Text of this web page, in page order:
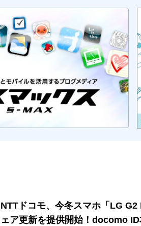
NTTドコモ、今冬スマホ「LG G2
ェア更新を提供開始！docomo